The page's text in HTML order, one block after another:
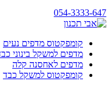
054-3333-647
קומפקטוס מדפים נעים
מדפים למשקל בינוני
מדפים לאחסנה קלה
קומפקטוס למשקל כבד